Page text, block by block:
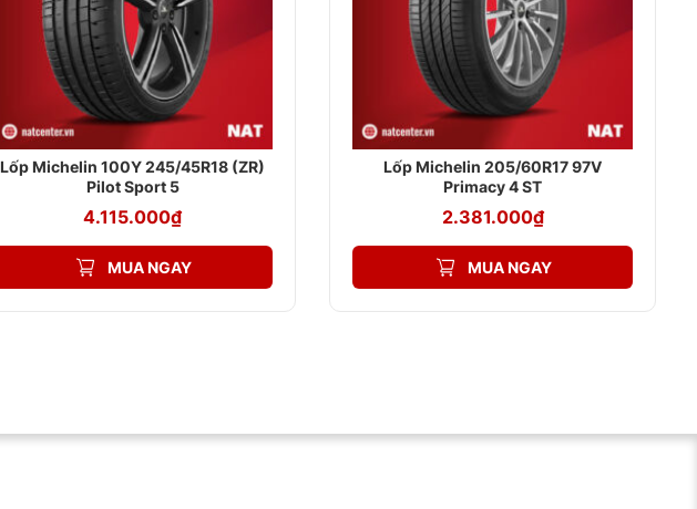
Lốp Michelin 100Y 245/45R18 (ZR)
Pilot Sport 5
4.115.000₫
MUA NGAY
Lốp Michelin 205/60R17 97V
Primacy 4 ST
2.381.000₫
MUA NGAY